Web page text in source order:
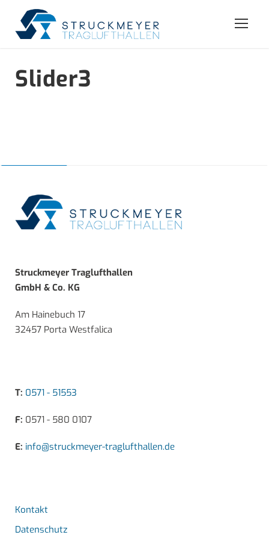
Slider3
Struckmeyer Traglufthallen
GmbH & Co. KG
Am Hainebuch 17
32457 Porta Westfalica
T: 0571 - 51553
F: 0571 - 580 0107
E: info@struckmeyer-traglufthallen.de
Kontakt
Datenschutz